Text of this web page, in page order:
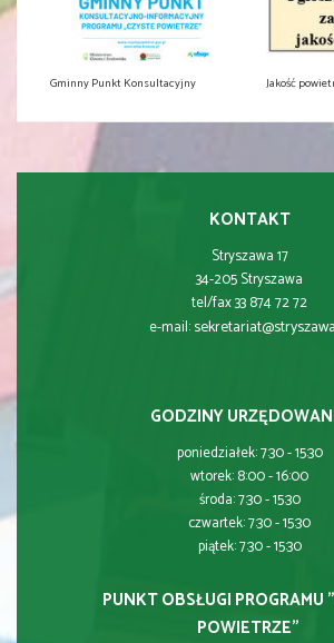
Gminny Punkt Konsultacyjny Jakość
KONTAKT
Stryszawa 17
34-205 Stryszawa
tel/fax 33 874 72 72
e-mail:
GODZINY
poniedziałek: 7:30 - 15:30
wtorek: 8:00 - 16:00
środa: 7:30 - 15:30
czwartek: 7:30 - 15:30
piątek: 7:30 - 15:30
PUNKT OBSŁUGI PROGRAMU
POWIETRZE"